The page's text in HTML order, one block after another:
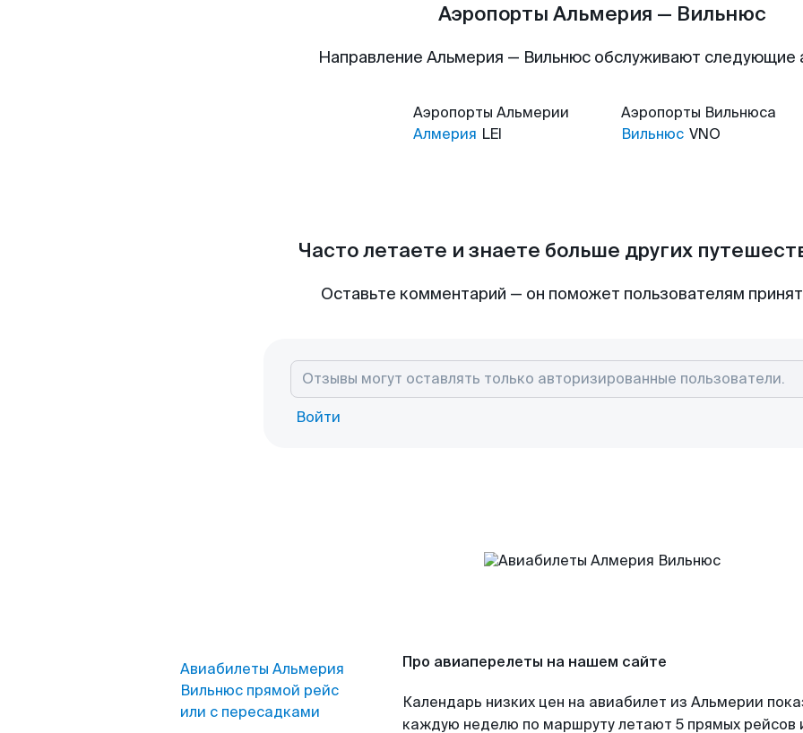
Аэропорты Альмерия — Вильнюс
Направление Альмерия — Вильнюс обслуживают следующие
Аэропорты Альмерии
Алмерия LEI
Аэропорты Вильнюса
Вильнюс VNO
Часто летаете и знаете больше других
Оставьте комментарий — он поможет пользователям
Войти
Авиабилеты Альмерия
Вильнюс прямой рейс
или с пересадками
Про авиаперелеты на нашем сайте
Календарь низких цен на авиабилет из Альмерии
каждую неделю по маршруту летают 5 прямых рейсов